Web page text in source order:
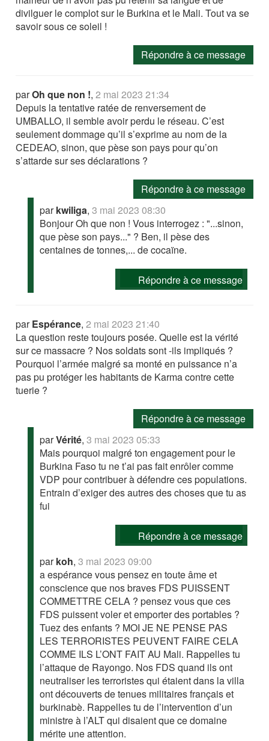
divilguer le complot sur le Burkina et le Mali. Tout va se
savoir sous ce soleil !
Répondre à ce message
parOh que non !,2 mai 2023 21:34
Depuis la tentative ratée de renversement de
UMBALLO, il semble avoir perdu le réseau. C’est
seulement dommage qu’il s’exprime au nom de la
CEDEAO, sinon, que pèse son pays pour qu’on
s’attarde sur ses déclarations ?
Répondre à ce message
parkwiliga,3 mai 2023 08:30
Bonjour Oh que non ! Vous interrogez : "...sinon,
que pèse son pays..." ? Ben, il pèse des
centaines de tonnes,... de cocaïne.
Répondre à ce message
parEspérance,2 mai 2023 21:40
La question reste toujours posée. Quelle est la vérité
sur ce massacre ? Nos soldats sont -ils impliqués ?
Pourquoi l’armée malgré sa monté en puissance n’a
pas pu protéger les habitants de Karma contre cette
tuerie ?
Répondre à ce message
parVérité,3 mai 2023 05:33
Mais pourquoi malgré ton engagement pour le
Burkina Faso tu ne t’ai pas fait enrôler comme
VDP pour contribuer à défendre ces populations.
Entrain d’exiger des autres des choses que tu as
fui
Répondre à ce message
parkoh,3 mai 2023 09:00
a espérance vous pensez en toute âme et
conscience que nos braves FDS PUISSENT
COMMETTRE CELA ? pensez vous que ces
FDS puissent voler et emporter des portables ?
Tuez des enfants ? MOI JE NE PENSE PAS
LES TERRORISTES PEUVENT FAIRE CELA
COMME ILS L’ONT FAIT AU Mali. Rappelles tu
l’attaque de Rayongo. Nos FDS quand ils ont
neutraliser les terroristes qui étaient dans la villa
ont découverts de tenues militaires français et
burkinabè. Rappelles tu de l’intervention d’un
ministre à l’ALT qui disaient que ce domaine
mérite une attention.